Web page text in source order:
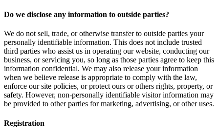
Do we disclose any information to outside parties?
We do not sell, trade, or otherwise transfer to outside parties your
personally identifiable information. This does not include trusted
third parties who assist us in operating our website, conducting our
business, or servicing you, so long as those parties agree to keep this
information confidential. We may also release your information
when we believe release is appropriate to comply with the law,
enforce our site policies, or protect ours or others rights, property, or
safety. However, non-personally identifiable visitor information may
be provided to other parties for marketing, advertising, or other uses.
Registration